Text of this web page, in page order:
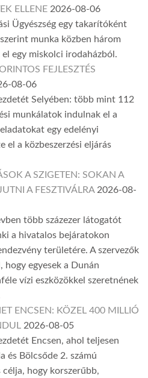
ELLENE 2026-08-06
Ügyészség egy takarítóként
munka közben három
egy miskolci irodaházból.
FEJLESZTÉS
08-06
Selyében: több mint 112
munkálatok indulnak el a
egy edelényi
el a közbeszerzési eljárás
A SZIGETEN: SOKAN A
A FESZTIVÁLRA 2026-08-
több százezer látogatót
a hivatalos bejáratokon
területére. A szervezők
egyesek a Dunán
vízi eszközökkel szeretnének
ENCSEN: KÖZEL 400 MILLIÓ
2026-08-05
Encsen, ahol teljesen
és Bölcsőde 2. számú
hogy korszerűbb,